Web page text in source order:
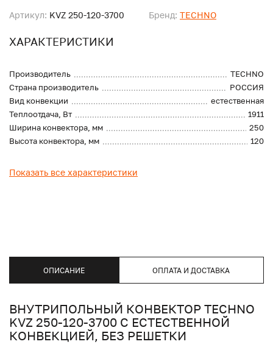
Артикул: KVZ 250-120-3700 Бренд: TECHNO
ХАРАКТЕРИСТИКИ
Производитель
TECHNO
Страна производитель
РОССИЯ
Вид конвекции
естественная
Теплоотдача, Вт
1911
Ширина конвектора, мм
250
Высота конвектора, мм
120
Показать все характеристики
ОПИСАНИЕ ОПЛАТА И ДОСТАВКА
ВНУТРИПОЛЬНЫЙ КОНВЕКТОР TECHNO
KVZ 250-120-3700 С ЕСТЕСТВЕННОЙ
КОНВЕКЦИЕЙ, БЕЗ РЕШЕТКИ